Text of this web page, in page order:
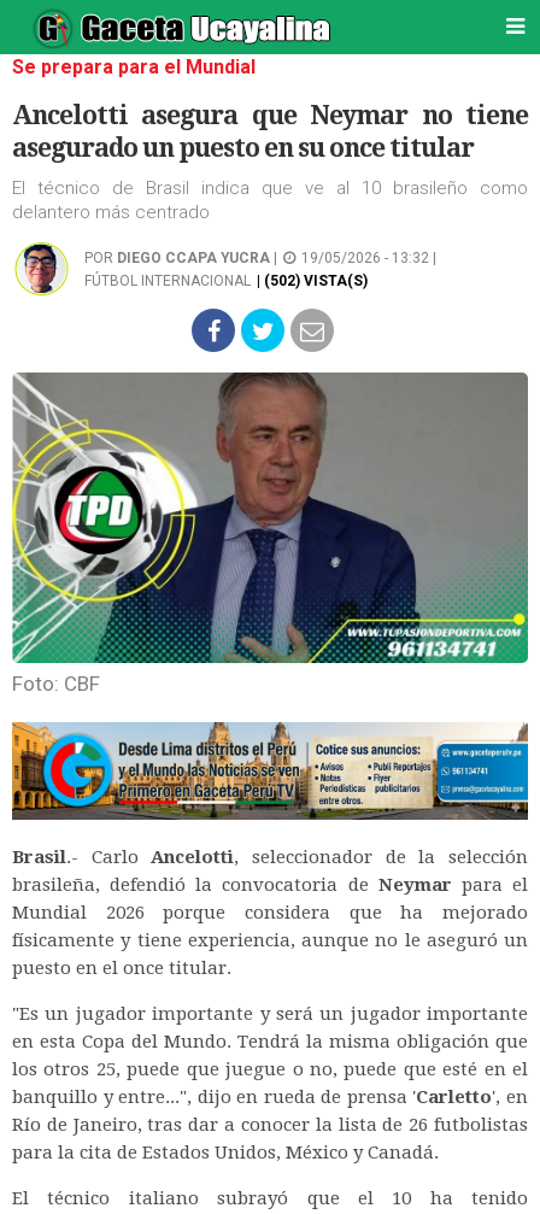
Se prepara para el Mundial
Ancelotti asegura que Neymar no tiene
asegurado un puesto en su once titular
El técnico de Brasil indica que ve al 10 brasileño como
delantero más centrado
POR DIEGO CCAPA YUCRA
19/05/2026 - 13:32 |
FÚTBOL INTERNACIONAL
| (502) VISTA(S)
Foto: CBF
Brasil.- CarloAncelotti, seleccionador de la selección
brasileña, defendió la convocatoria de Neymar para el
Mundial 2026 porque considera que ha mejorado
físicamente y tiene experiencia, aunque no le aseguró un
puesto en el once titular.
"Es un jugador importante y será un jugador importante
en esta Copa del Mundo. Tendrá la misma obligación que
los otros 25, puede que juegue o no, puede que esté en el
banquillo y entre...", dijo en rueda de prensa 'Carletto', en
Río de Janeiro, tras dar a conocer la lista de 26 futbolistas
para la cita de Estados Unidos, México y Canadá.
El técnico italiano subrayó que el 10 ha tenido